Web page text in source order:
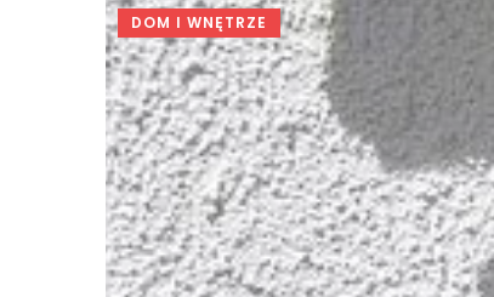
DOM I WNĘTRZE
BIZNES & RYNEK